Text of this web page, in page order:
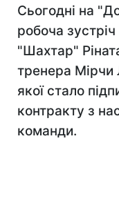
Сьогодні на
робоча
"Шахтар"
тренера Мірчи
якої стало
контракту з
команди.